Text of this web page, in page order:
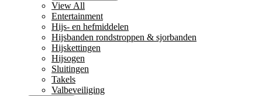
View All
Entertainment
Hijs- en hefmiddelen
Hijsbanden rondstroppen & sjorbanden
Hijskettingen
Hijsogen
Sluitingen
Takels
Valbeveiliging